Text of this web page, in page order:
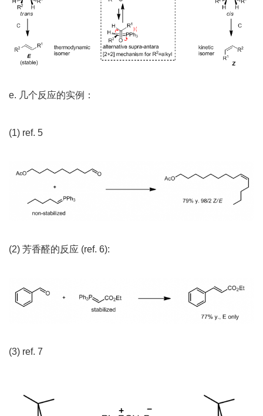
e. 几个反应的实例：
(1) ref. 5
(2) 芳香醛的反应 (ref. 6):
(3) ref. 7